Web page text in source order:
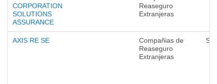
CORPORATION
SOLUTIONS
ASSURANCE
Reaseguro
Extranjeras
AXIS RE SE
Compañias de
Reaseguro
Extranjeras